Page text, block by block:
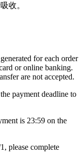
收。
for each order
or online banking.
are not accepted.
payment deadline to
is 23:59 on the
please complete